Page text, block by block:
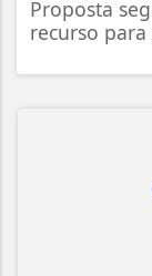
Proposta
recurso